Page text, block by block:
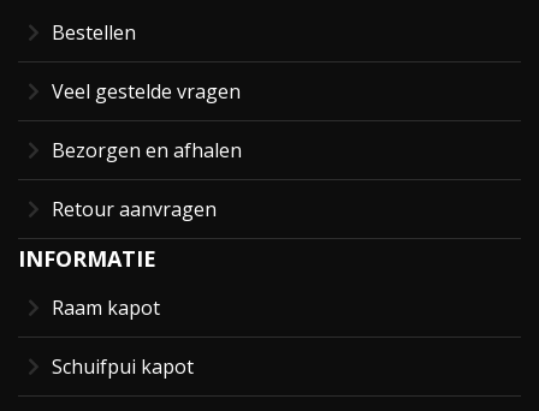
Bestellen
Veel gestelde vragen
Bezorgen en afhalen
Retour aanvragen
INFORMATIE
Raam kapot
Schuifpui kapot